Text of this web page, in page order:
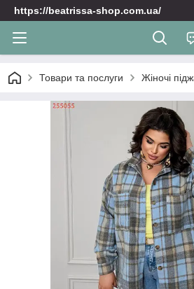
https://beatrissa-shop.com.ua/
Товари та послуги Жіночі